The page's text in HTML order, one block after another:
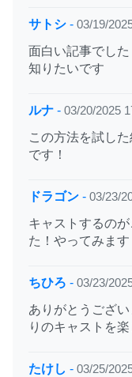
サトシ - 03/19/
面白い記事でし
知りたいです
ルナ - 03/20/2025
この方法を試し
です！
ドラゴン - 03/23/
キャストするの
た！やってみます
ちひろ - 03/23/
ありがとうござ
りのキャストを
たけし - 03/25/